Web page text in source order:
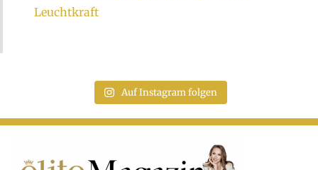
Leuchtkraft
Auf Instagram folgen